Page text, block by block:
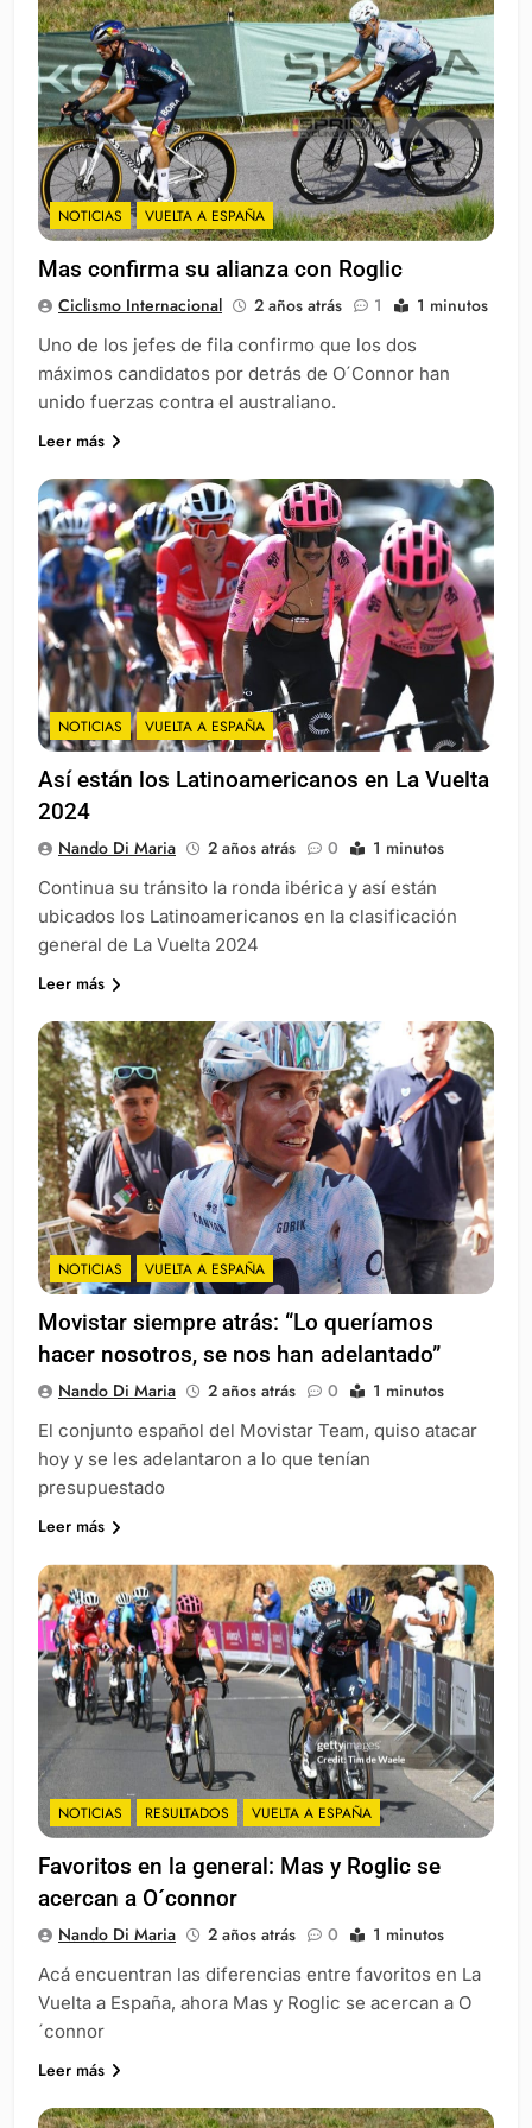
NOTICIAS VUELTA A ESPAÑA
Mas confirma su alianza con Roglic
Ciclismo Internacional 2 años atrás 1 1 minutos
Uno de los jefes de fila confirmo que los dos
máximos candidatos por detrás de O´Connor han
unido fuerzas contra el australiano.
Leer más
NOTICIAS VUELTA A ESPAÑA
Así están los Latinoamericanos en La Vuelta
2024
Nando Di Maria 2 años atrás 0 1 minutos
Continua su tránsito la ronda ibérica y así están
ubicados los Latinoamericanos en la clasificación
general de La Vuelta 2024
Leer más
NOTICIAS VUELTA A ESPAÑA
Movistar siempre atrás: “Lo queríamos
hacer nosotros, se nos han adelantado”
Nando Di Maria 2 años atrás 0 1 minutos
El conjunto español del Movistar Team, quiso atacar
hoy y se les adelantaron a lo que tenían
presupuestado
Leer más
NOTICIAS RESULTADOS VUELTA A ESPAÑA
Favoritos en la general: Mas y Roglic se
acercan a O´connor
Nando Di Maria 2 años atrás 0 1 minutos
Acá encuentran las diferencias entre favoritos en La
Vuelta a España, ahora Mas y Roglic se acercan a O
´connor
Leer más